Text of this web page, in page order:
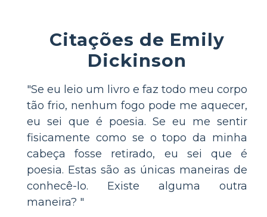
Citações de Emily
Dickinson
"Se eu leio um livro e faz todo meu corpo
tão frio, nenhum fogo pode me aquecer,
eu sei que é poesia. Se eu me sentir
fisicamente como se o topo da minha
cabeça fosse retirado, eu sei que é
poesia. Estas são as únicas maneiras de
conhecê-lo. Existe alguma outra
maneira? "